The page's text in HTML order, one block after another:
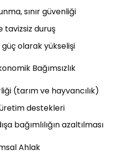
sınır güvenliği
tavizsiz duruş
olarak yükselişi
Bağımsızlık
(tarım ve hayvancılık)
destekleri
bağımlılığın azaltılması
Ahlak